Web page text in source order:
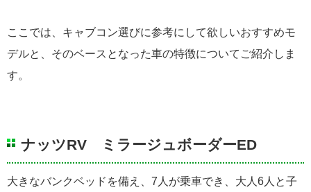
ここでは、キャブコン選びに参考にして欲しいおすすめモ
デルと、そのベースとなった車の特徴についてご紹介しま
す。
ナッツRV ミラージュボーダーED
大きなバンクベッドを備え、7人が乗車でき、大人6人と子